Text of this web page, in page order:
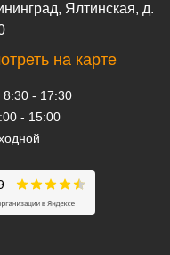
Ялтинская, д.
на карте
- 17:30
- 15:00